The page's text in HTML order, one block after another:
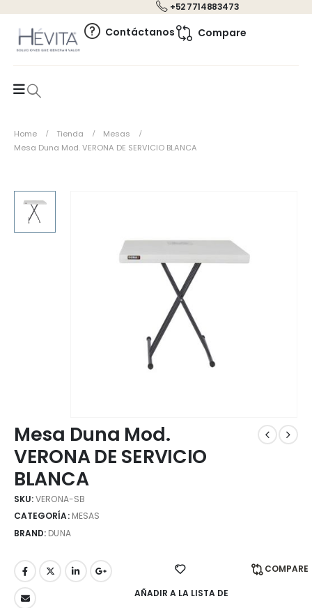
+52 7714883473
Contáctanos Compare
Home Tienda
Mesas
Mesa Duna Mod. VERONA DE SERVICIO BLANCA
Mesa Duna Mod.
VERONA DE SERVICIO
BLANCA
SKU:VERONA-SB
CATEGORÍA: MESAS
BRAND: DUNA
AÑADIR A LA LISTA DE
COMPARE